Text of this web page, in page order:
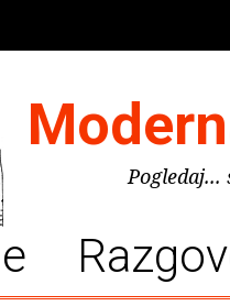
Pogledaj...